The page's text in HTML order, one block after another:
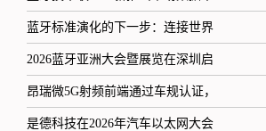
蓝牙标准演化的下一步：连接世界
2026蓝牙亚洲大会暨展览在深圳启
昂瑞微5G射频前端通过车规认证，
是德科技在2026年汽车以太网大会